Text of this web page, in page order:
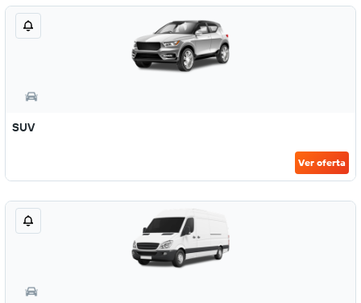
SUV
Ver oferta